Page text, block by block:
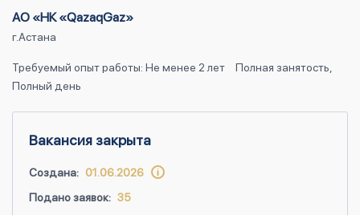
АО «НК «QazaqGaz»
г.Астана
Требуемый опыт работы: Не менее 2 лет
Полная занятость,
Полный день
Вакансия закрыта
Создана: 01.06.2026
Подано заявок: 35